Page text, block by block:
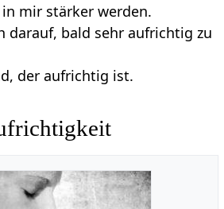
mir stärker werden.
darauf, bald sehr aufrichtig zu
der aufrichtig ist.